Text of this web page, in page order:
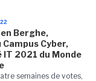
Berghe,
Cyber,
2021 du Monde
semaines de votes,